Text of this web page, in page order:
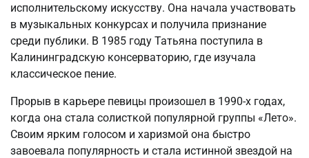
исполнительскому искусству. Она начала участвовать
в музыкальных конкурсах и получила признание
среди публики. В 1985 году Татьяна поступила в
Калининградскую консерваторию, где изучала
классическое пение.
Прорыв в карьере певицы произошел в 1990-х годах,
когда она стала солисткой популярной группы «Лето».
Своим ярким голосом и харизмой она быстро
завоевала популярность и стала истинной звездой на